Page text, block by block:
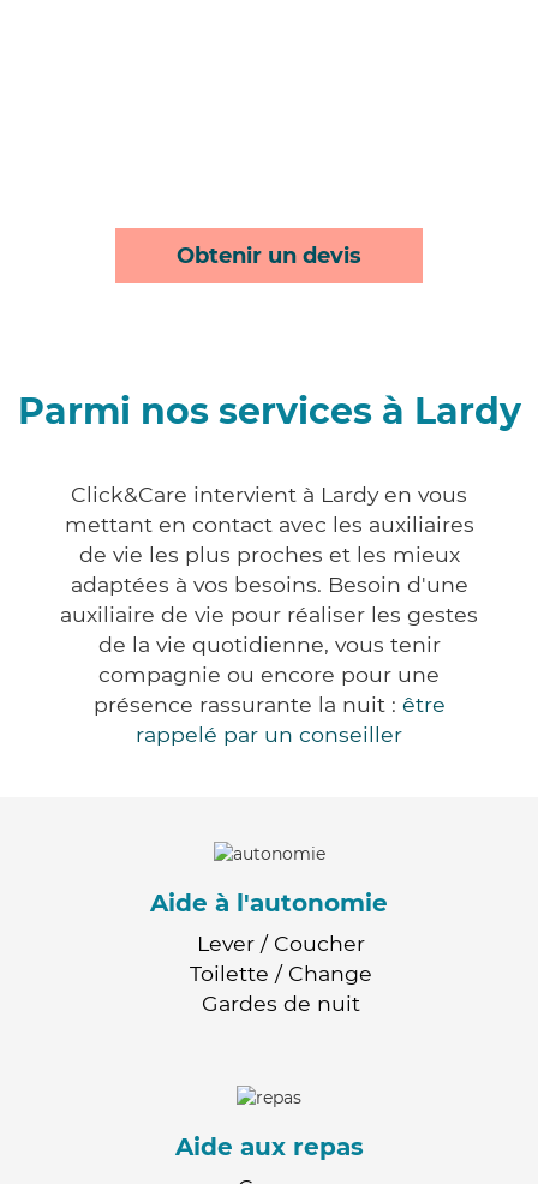
Obtenir un devis
Parmi nos services à Lardy
Click&Care intervient à Lardy en vous
mettant en contact avec les auxiliaires
de vie les plus proches et les mieux
adaptées à vos besoins. Besoin d'une
auxiliaire de vie pour réaliser les gestes
de la vie quotidienne, vous tenir
compagnie ou encore pour une
présence rassurante la nuit : être
rappelé par un conseiller
Aide à l'autonomie
Lever / Coucher
Toilette / Change
Gardes de nuit
Aide aux repas